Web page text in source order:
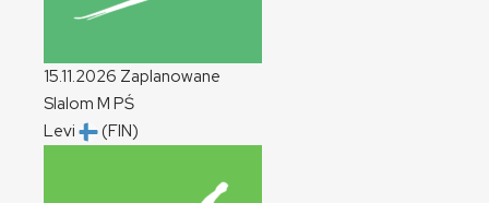
15.11.2026 Zaplanowane
Slalom M PŚ
Levi
(FIN)